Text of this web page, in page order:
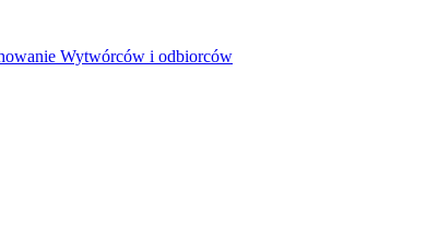
Wytwórców i odbiorców